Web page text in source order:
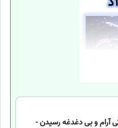
آرام و بی دغدغه رسیدن -